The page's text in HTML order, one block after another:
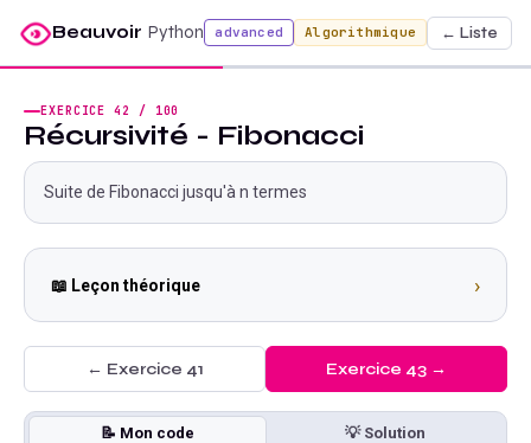
Beauvoir Python advanced Algorithmique ← Liste
EXERCICE42 / 100
Récursivité - Fibonacci
Suite de Fibonacci jusqu'à n termes
📖 Leçon théorique ›
← Exercice 41 Exercice 43 →
📝 Mon code 💡 Solution